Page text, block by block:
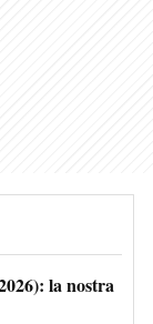
la nostra